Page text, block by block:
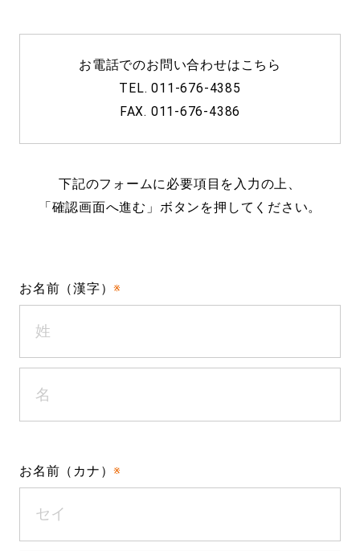
お電話でのお問い合わせはこちら
TEL. 011-676-4385
FAX. 011-676-4386
下記のフォームに必要項目を入力の上、
「確認画面へ進む」ボタンを押してください。
お名前（漢字）※
お名前（カナ）※